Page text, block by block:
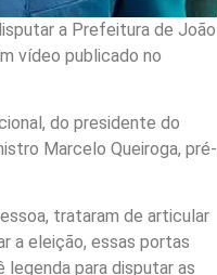
a Prefeitura de João
vídeo publicado no
do presidente do
Marcelo Queiroga, pré-
trataram de articular
a eleição, essas portas
para disputar as